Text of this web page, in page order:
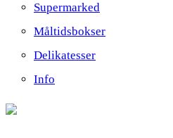
Supermarked
Måltidsbokser
Delikatesser
Info